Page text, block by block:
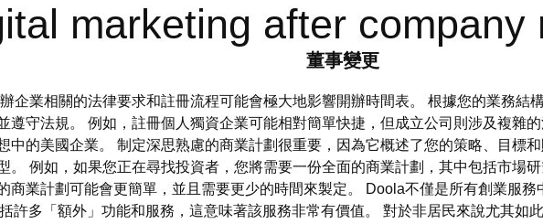
marketing after company
董事變更
企業相關的法律要求和註冊流程可能會極大地影響開辦時間表。 根據您的業務結
遵守法規。 例如，註冊個人獨資企業可能相對簡單快捷，但成立公司則涉及複雜
中的美國企業。 制定深思熟慮的商業計劃很重要，因為它概述了您的策略、目標
。 例如，如果您正在尋找投資者，您將需要一份全面的商業計劃，其中包括市場
商業計劃可能會更簡單，並且需要更少的時間來製定。 Doola不僅是所有創業服
許多「額外」功能和服務，這意味著該服務非常有價值。 對於非居民來說尤其如